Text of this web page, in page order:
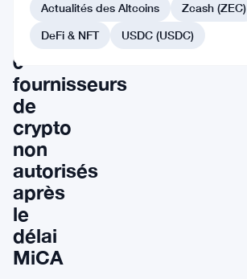
Belgique
signale
6
fournisseurs
de
crypto
non
autorisés
après
le
délai
MiCA
Actualités des Altcoins
Zcash (ZEC)
DeFi & NFT
USDC (USDC)